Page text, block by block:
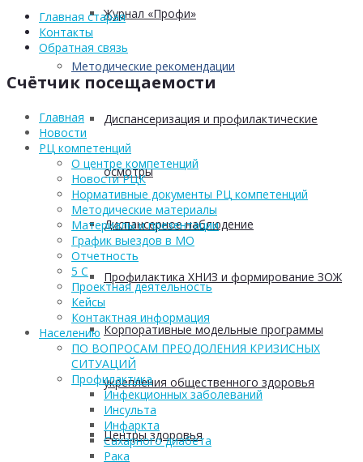
Журнал «Профи»
Методические рекомендации
Диспансеризация и профилактические
осмотры
Диспансерное наблюдение
Профилактика ХНИЗ и формирование ЗОЖ
Корпоративные модельные программы
укрепления общественного здоровья
Центры здоровья
Главная старая
Контакты
Обратная связь
Счётчик посещаемости
Главная
Новости
РЦ компетенций
О центре компетенций
Новости РЦК
Нормативные документы РЦ компетенций
Методические материалы
Материалы и презентации
График выездов в МО
Отчетность
5 С
Проектная деятельность
Кейсы
Контактная информация
Населению
ПО ВОПРОСАМ ПРЕОДОЛЕНИЯ КРИЗИСНЫХ
СИТУАЦИЙ
Профилактика
Инфекционных заболеваний
Инсульта
Инфаркта
Сахарного диабета
Рака